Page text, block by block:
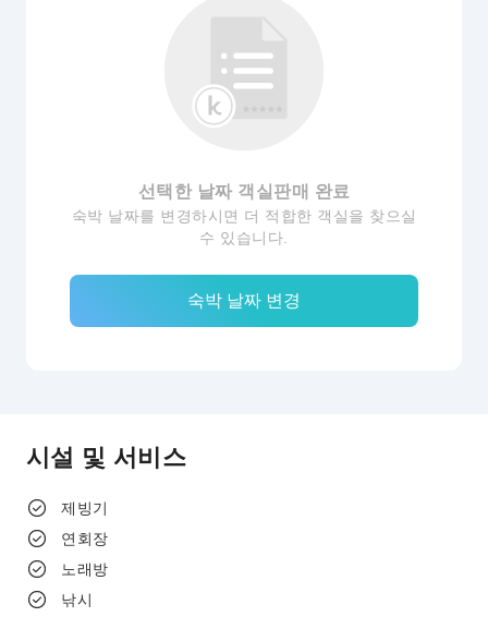
선택한 날짜 객실판매 완료
숙박 날짜를 변경하시면 더 적합한 객실을 찾으실
수 있습니다.
숙박 날짜 변경
시설 및 서비스
제빙기
연회장
노래방
낚시